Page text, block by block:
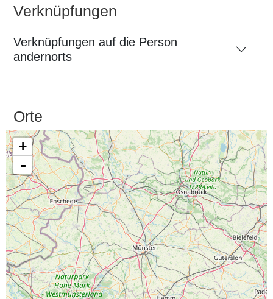
Verknüpfungen
Verknüpfungen auf die Person
andernorts
Orte
+
-